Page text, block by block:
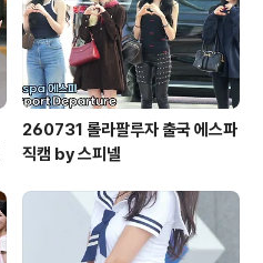
260731 롤라팔루자 출국 에스파
직캠 by 스피넬